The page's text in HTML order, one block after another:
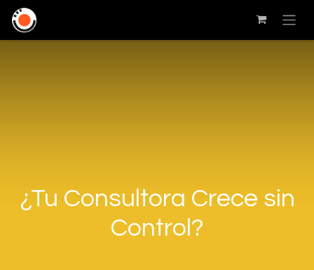
¿Tu Consultora Crece sin
Control?